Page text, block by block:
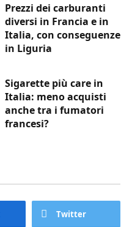
Prezzi dei carburanti
diversi in Francia e in
Italia, con conseguenze
in Liguria
Sigarette più care in
Italia: meno acquisti
anche tra i fumatori
francesi?
Twitter